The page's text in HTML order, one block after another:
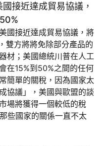
接近達成貿易協議，
國接近達成貿易協議，將
雙方將將免除部分產品的
材；美國總統川普在人工
在15%到50%之間的任何
簡單的關稅，因為國家太
協議」，美國與歐盟的談
場將獲得一個較低的稅
些國家的關係一直不太